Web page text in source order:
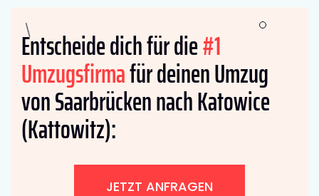
Entscheide dich für die#1
Umzugsfirmafür deinen Umzug
von Saarbrücken nach Katowice
(Kattowitz):
JETZT ANFRAGEN